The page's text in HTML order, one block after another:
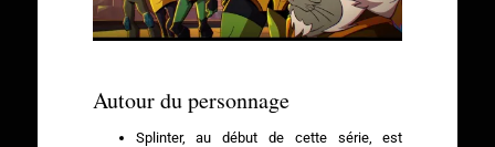
Autour du personnage
Splinter, au début de cette série, est